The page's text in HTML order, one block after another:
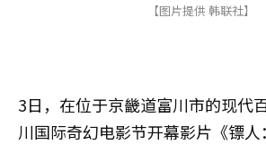
【图片提供 韩联社】
3日，在位于京畿道富川市的现代
川国际奇幻电影节开幕影片《镖